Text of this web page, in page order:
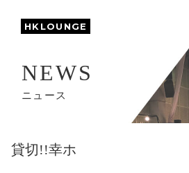
HKLOUNGE
NEWS
ニュース
貸切!!幸ホ